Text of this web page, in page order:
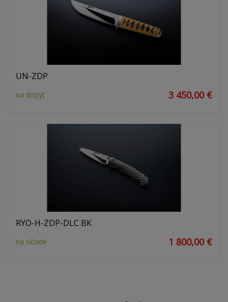
UN-ZDP
na dopyt 3 450,00 €
RYO-H-ZDP-DLC BK
na sklade 1 800,00 €